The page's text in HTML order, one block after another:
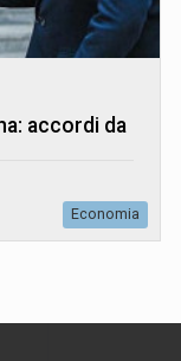
accordi da
Economia